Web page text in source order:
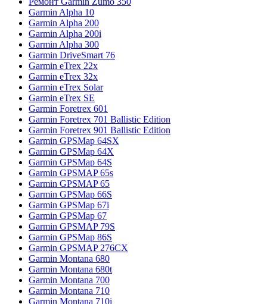
Garmin Alpha 10
Garmin Alpha 200
Garmin Alpha 200i
Garmin Alpha 300
Garmin DriveSmart 76
Garmin eTrex 22x
Garmin eTrex 32x
Garmin eTrex Solar
Garmin eTrex SE
Garmin Foretrex 601
Garmin Foretrex 701 Ballistic Edition
Garmin Foretrex 901 Ballistic Edition
Garmin GPSMap 64SX
Garmin GPSMap 64X
Garmin GPSMap 64S
Garmin GPSMAP 65s
Garmin GPSMAP 65
Garmin GPSMap 66S
Garmin GPSMap 67i
Garmin GPSMap 67
Garmin GPSMAP 79S
Garmin GPSMap 86S
Garmin GPSMAP 276CX
Garmin Montana 680
Garmin Montana 680t
Garmin Montana 700
Garmin Montana 710
Garmin Montana 710i